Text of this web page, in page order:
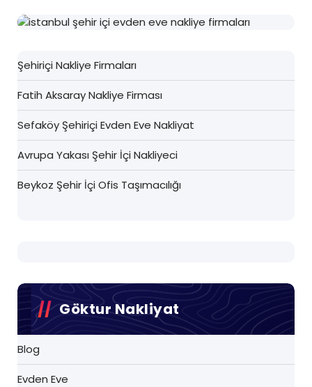
Şehiriçi Nakliye Firmaları
Fatih Aksaray Nakliye Firması
Sefaköy Şehiriçi Evden Eve Nakliyat
Avrupa Yakası Şehir İçi Nakliyeci
Beykoz Şehir İçi Ofis Taşımacılığı
Göktur Nakliyat
Blog
Evden Eve